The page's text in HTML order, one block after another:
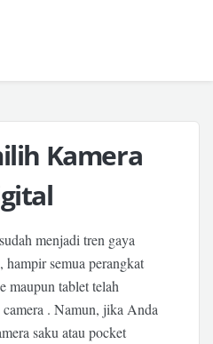
Kamera
menjadi tren gaya
semua perangkat
maupun tablet telah
. Namun, jika Anda
saku atau pocket